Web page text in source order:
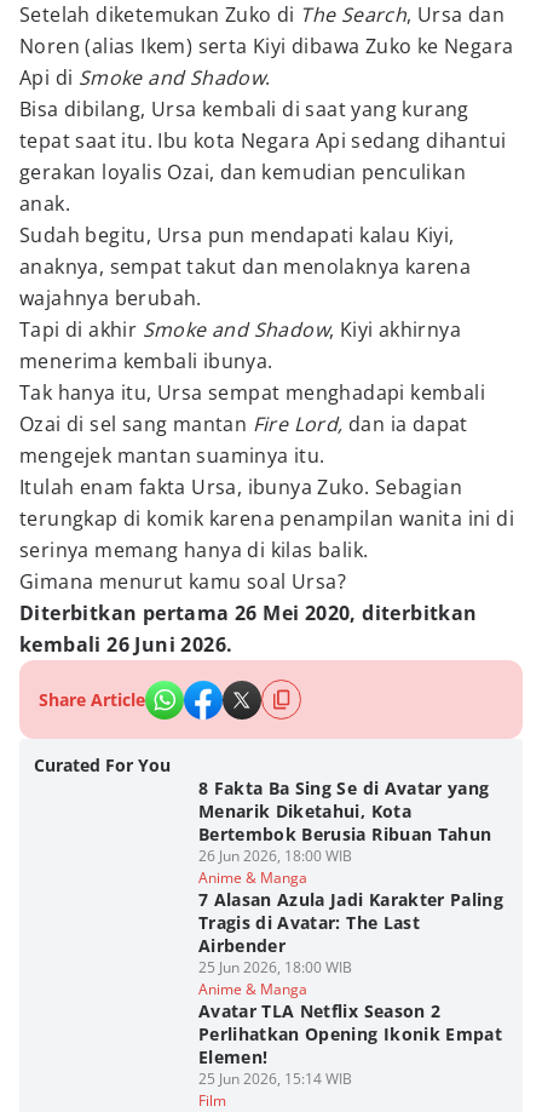
Setelah diketemukan Zuko di The Search, Ursa dan
Noren (alias Ikem) serta Kiyi dibawa Zuko ke Negara
Api di Smoke and Shadow.
Bisa dibilang, Ursa kembali di saat yang kurang
tepat saat itu. Ibu kota Negara Api sedang dihantui
gerakan loyalis Ozai, dan kemudian penculikan
anak.
Sudah begitu, Ursa pun mendapati kalau Kiyi,
anaknya, sempat takut dan menolaknya karena
wajahnya berubah.
Tapi di akhir Smoke and Shadow, Kiyi akhirnya
menerima kembali ibunya.
Tak hanya itu, Ursa sempat menghadapi kembali
Ozai di sel sang mantan Fire Lord, dan ia dapat
mengejek mantan suaminya itu.
Itulah enam fakta Ursa, ibunya Zuko. Sebagian
terungkap di komik karena penampilan wanita ini di
serinya memang hanya di kilas balik.
Gimana menurut kamu soal Ursa?
Diterbitkan pertama 26 Mei 2020, diterbitkan
kembali 26 Juni 2026.
Share Article
Curated For You
8 Fakta Ba Sing Se di Avatar yang
Menarik Diketahui, Kota
Bertembok Berusia Ribuan Tahun
26 Jun 2026, 18:00 WIB
Anime & Manga
7 Alasan Azula Jadi Karakter Paling
Tragis di Avatar: The Last
Airbender
25 Jun 2026, 18:00 WIB
Anime & Manga
Avatar TLA Netflix Season 2
Perlihatkan Opening Ikonik Empat
Elemen!
25 Jun 2026, 15:14 WIB
Film